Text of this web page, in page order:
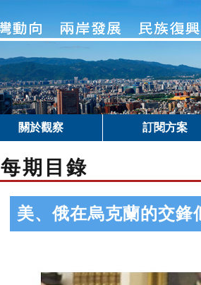
關於觀察 訂閱方案
每期目錄
美、俄在烏克蘭的交鋒